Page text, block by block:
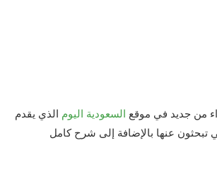
من جديد في موقع السعودية اليوم الذي يقدم
تبحثون عنها بالإضافة إلى شرح كامل